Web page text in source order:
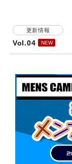
更新情報
Vol.04